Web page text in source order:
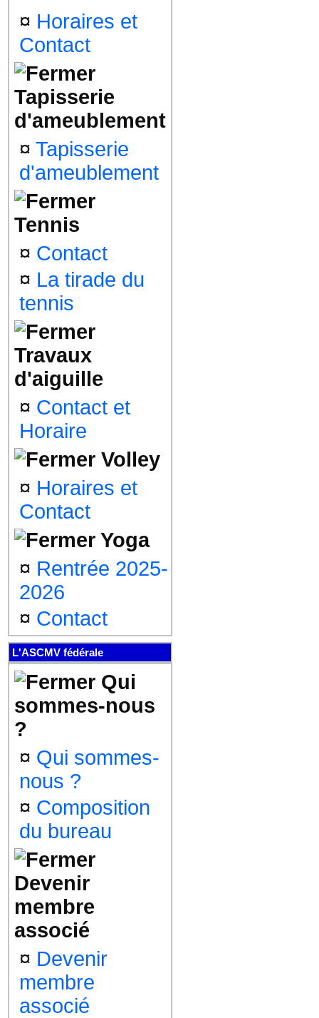
¤ Horaires et
Contact
Tapisserie
d'ameublement
¤ Tapisserie
d'ameublement
Tennis
¤ Contact
¤ La tirade du
tennis
Travaux
d'aiguille
¤ Contact et
Horaire
Volley
¤ Horaires et
Contact
Yoga
¤ Rentrée 2025-
2026
¤ Contact
L'ASCMV fédérale
Qui
sommes-nous
?
¤ Qui sommes-
nous ?
¤ Composition
du bureau
Devenir
membre
associé
¤ Devenir
membre
associé